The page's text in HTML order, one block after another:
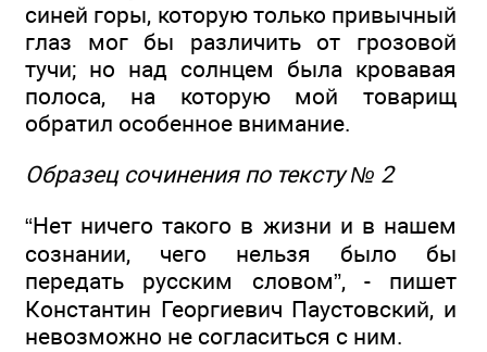
синей горы, которую только привычный
глаз мог бы различить от грозовой
тучи; но над солнцем была кровавая
полоса, на которую мой товарищ
обратил особенное внимание.
Образец сочинения по тексту № 2
“Нет ничего такого в жизни и в нашем
сознании, чего нельзя было бы
передать русским словом”, - пишет
Константин Георгиевич Паустовский, и
невозможно не согласиться с ним.